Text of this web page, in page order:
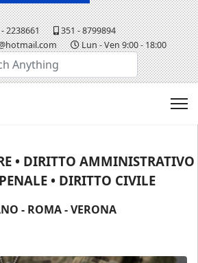
2238661
351 - 8799894
Lun - Ven 9:00 - 18:00
• DIRITTO AMMINISTRATIVO
• DIRITTO CIVILE
- ROMA - VERONA